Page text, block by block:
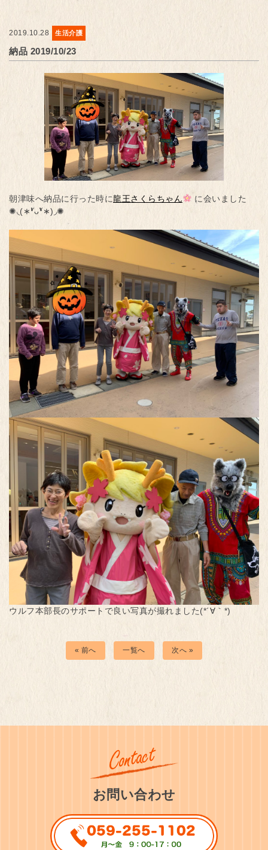
2019.10.28 生活介護
納品 2019/10/23
朝津味へ納品に行った時に龍王さくらちゃん
に会いました
✺◟(∗❛ัᴗ❛ั∗)◞✺
ウルフ本部長のサポートで良い写真が撮れました(*´∀｀*)
« 前へ 一覧へ 次へ »
お問い合わせ